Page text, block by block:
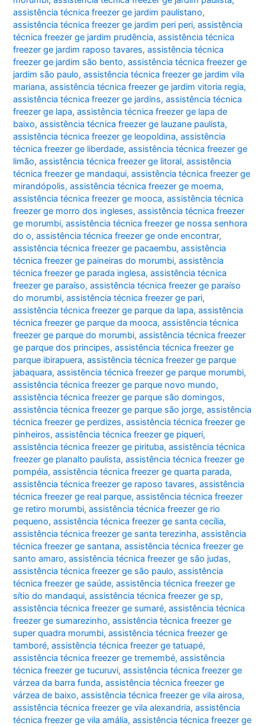
assistência técnica freezer ge jardim paulistano,
assistência técnica freezer ge jardim peri peri,assistência
técnica freezer ge jardim prudência,assistência técnica
freezer ge jardim raposo tavares,assistência técnica
freezer ge jardim são bento,assistência técnica freezer ge
jardim são paulo,assistência técnica freezer ge jardim vila
mariana,assistência técnica freezer ge jardim vitoria regia,
assistência técnica freezer ge jardins,assistência técnica
freezer ge lapa,assistência técnica freezer ge lapa de
baixo,assistência técnica freezer ge lauzane paulista,
assistência técnica freezer ge leopoldina,assistência
técnica freezer ge liberdade,assistência técnica freezer ge
limão,assistência técnica freezer ge litoral,assistência
técnica freezer ge mandaqui,assistência técnica freezer ge
mirandópolis,assistência técnica freezer ge moema,
assistência técnica freezer ge mooca,assistência técnica
freezer ge morro dos ingleses,assistência técnica freezer
ge morumbi,assistência técnica freezer ge nossa senhora
do o,assistência técnica freezer ge onde encontrar,
assistência técnica freezer ge pacaembu,assistência
técnica freezer ge paineiras do morumbi,assistência
técnica freezer ge parada inglesa,assistência técnica
freezer ge paraíso,assistência técnica freezer ge paraíso
do morumbi,assistência técnica freezer ge pari,
assistência técnica freezer ge parque da lapa,assistência
técnica freezer ge parque da mooca,assistência técnica
freezer ge parque do morumbi,assistência técnica freezer
ge parque dos principes,assistência técnica freezer ge
parque ibirapuera,assistência técnica freezer ge parque
jabaquara,assistência técnica freezer ge parque morumbi,
assistência técnica freezer ge parque novo mundo,
assistência técnica freezer ge parque são domingos,
assistência técnica freezer ge parque são jorge,assistência
técnica freezer ge perdizes,assistência técnica freezer ge
pinheiros,assistência técnica freezer ge piqueri,
assistência técnica freezer ge pirituba,assistência técnica
freezer ge planalto paulista,assistência técnica freezer ge
pompéia,assistência técnica freezer ge quarta parada,
assistência técnica freezer ge raposo tavares,assistência
técnica freezer ge real parque,assistência técnica freezer
ge retiro morumbi,assistência técnica freezer ge rio
pequeno,assistência técnica freezer ge santa cecília,
assistência técnica freezer ge santa terezinha,assistência
técnica freezer ge santana,assistência técnica freezer ge
santo amaro,assistência técnica freezer ge são judas,
assistência técnica freezer ge são paulo,assistência
técnica freezer ge saúde,assistência técnica freezer ge
sítio do mandaqui,assistência técnica freezer ge sp,
assistência técnica freezer ge sumaré,assistência técnica
freezer ge sumarezinho,assistência técnica freezer ge
super quadra morumbi,assistência técnica freezer ge
tamboré,assistência técnica freezer ge tatuapé,
assistência técnica freezer ge tremembé,assistência
técnica freezer ge tucuruvi,assistência técnica freezer ge
várzea da barra funda,assistência técnica freezer ge
várzea de baixo,assistência técnica freezer ge vila airosa,
assistência técnica freezer ge vila alexandria,assistência
técnica freezer ge vila amália,assistência técnica freezer ge